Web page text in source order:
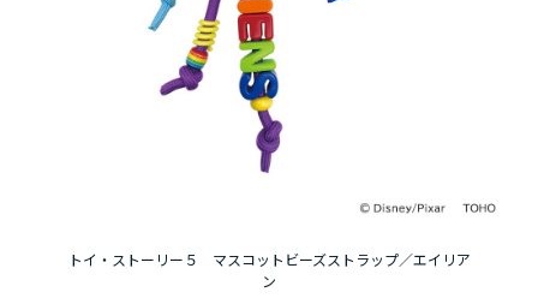
トイ・ストーリー５ マスコットビーズストラップ／エイリア
ン